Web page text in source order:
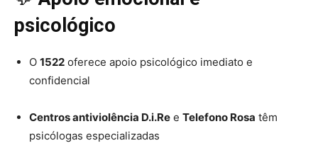
psicológico
O 1522 oferece apoio psicológico imediato e
confidencial
Centros antiviolência D.i.Re e Telefono Rosa têm
psicólogas especializadas